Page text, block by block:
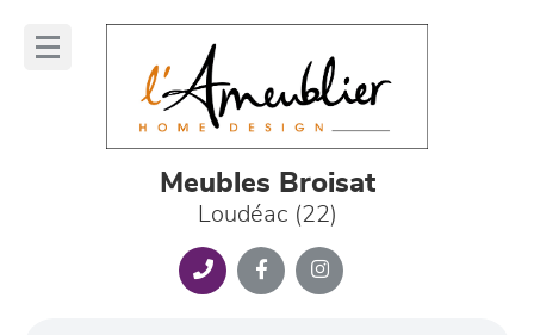
Meubles Broisat
Loudéac (22)